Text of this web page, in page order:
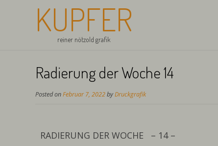
KUPFER
reiner nötzold grafik
Radierung der Woche 14
Posted onFebruar 7, 2022byDruckgrafik
RADIERUNG DER WOCHE – 14 –